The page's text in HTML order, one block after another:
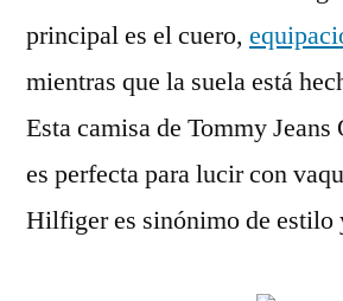
principal es el cuero,
mientras que la suela está
Esta camisa de Tommy
es perfecta para lucir con
Hilfiger es sinónimo de estilo